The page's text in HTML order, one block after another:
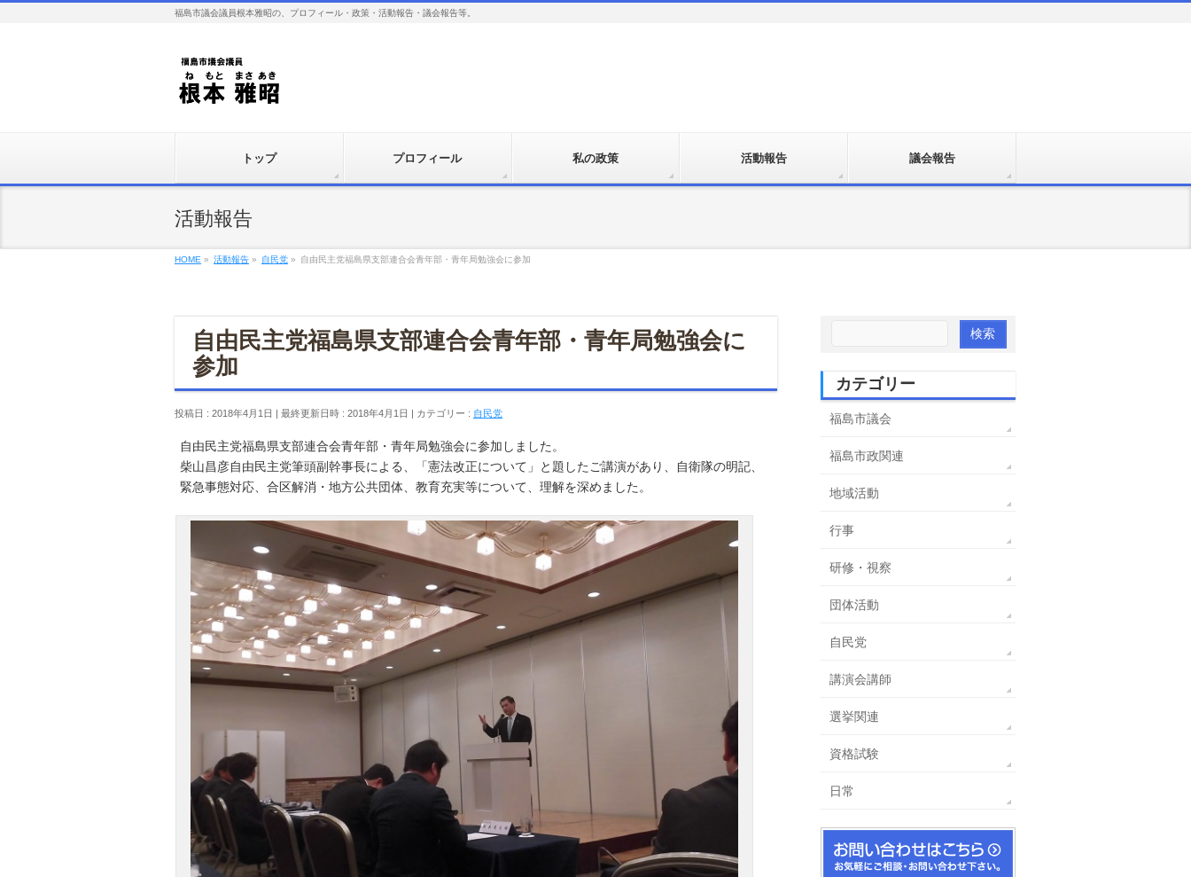
福島市議会議員根本雅昭の、プロフィール・政策・活動報告・議会報告等。
トップ プロフィール 私の政策 活動報告 議会報告
活動報告
HOME » 活動報告 » 自民党 » 自由民主党福島県支部連合会青年部・青年局勉強会に参加
自由民主党福島県支部連合会青年部・青年局勉強会に
参加
投稿日 : 2018年4月1日 最終更新日時 : 2018年4月1日 カテゴリー : 自民党
自由民主党福島県支部連合会青年部・青年局勉強会に参加しました。
柴山昌彦自由民主党筆頭副幹事長による、「憲法改正について」と題したご講演があり、自衛隊の明記、
緊急事態対応、合区解消・地方公共団体、教育充実等について、理解を深めました。
カテゴリー
福島市議会
福島市政関連
地域活動
行事
研修・視察
団体活動
自民党
講演会講師
選挙関連
資格試験
日常